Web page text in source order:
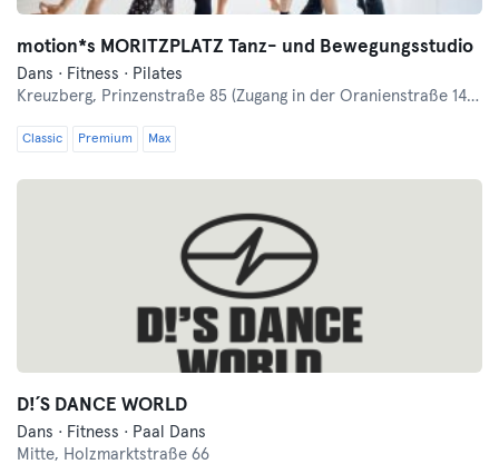
motion*s MORITZPLATZ Tanz- und Bewegungsstudio
Dans · Fitness · Pilates
Kreuzberg, Prinzenstraße 85 (Zugang in der Oranienstraße 140-142 links neben Denn's Bioladen)
Classic Premium Max
D!´S DANCE WORLD
Dans · Fitness · Paal Dans
Mitte, Holzmarktstraße 66